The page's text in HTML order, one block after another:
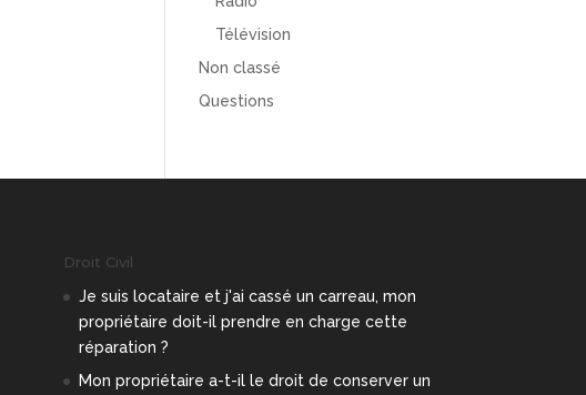
Télévision
Non classé
Questions
Droit Civil
Je suis locataire et j'ai cassé un carreau, mon
propriétaire doit-il prendre en charge cette
réparation ?
Mon propriétaire a-t-il le droit de conserver un